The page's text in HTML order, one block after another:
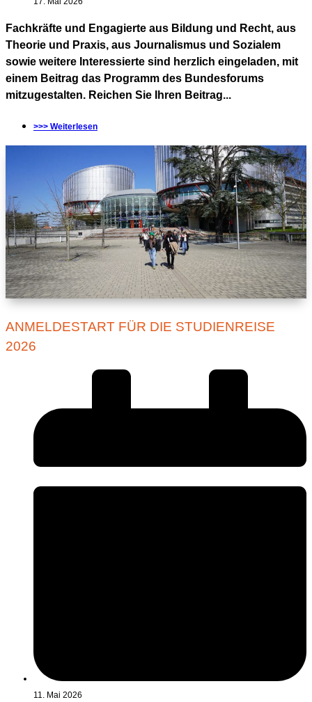
Fachkräfte und Engagierte aus Bildung und Recht, aus
Theorie und Praxis, aus Journalismus und Sozialem
sowie weitere Interessierte sind herzlich eingeladen, mit
einem Beitrag das Programm des Bundesforums
mitzugestalten. Reichen Sie Ihren Beitrag...
>>> Weiterlesen
ANMELDESTART FÜR DIE STUDIENREISE
2026
11. Mai 2026